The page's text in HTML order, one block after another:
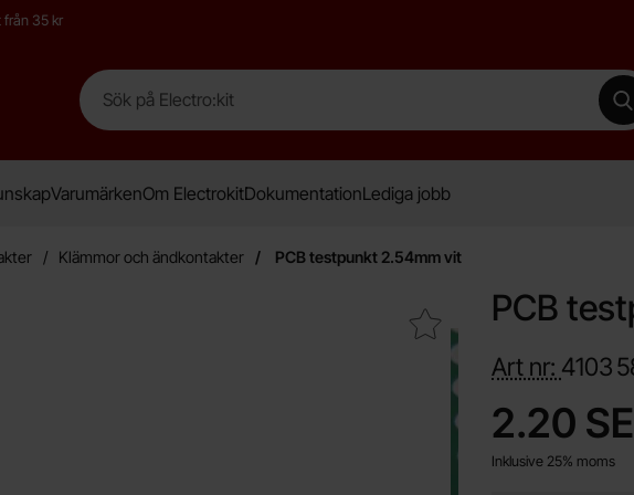
från 35 kr
Sök
Sök på Electro:kit
VarumärkenOm ElectrokitDokumentationLediga jobb
Klämmor och ändkontakter PCB testpunkt 2.54mm vit
Makera pCB testpunkt 2.54mm vit som favorit
PCB
Art nr: 4103
pris
2.20
Inklusive 25% moms